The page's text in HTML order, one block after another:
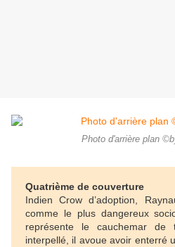
Photo d'arrière plan
Quatrième de couverture
Indien Crow d’adoption,
comme le plus dangereux
représente le cauchemar de
interpellé, il avoue avoir enterré